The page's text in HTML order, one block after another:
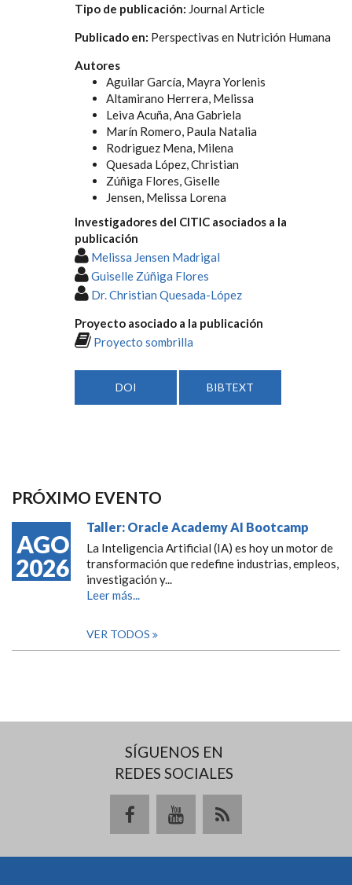
Tipo de publicación: Journal Article
Publicado en: Perspectivas en Nutrición Humana
Autores
Aguilar García, Mayra Yorlenis
Altamirano Herrera, Melissa
Leiva Acuña, Ana Gabriela
Marín Romero, Paula Natalia
Rodriguez Mena, Milena
Quesada López, Christian
Zúñiga Flores, Giselle
Jensen, Melissa Lorena
Investigadores del CITIC asociados a la
publicación
Melissa Jensen Madrigal
Guiselle Zúñiga Flores
Dr. Christian Quesada-López
Proyecto asociado a la publicación
Proyecto sombrilla
DOI BIBTEXT
PRÓXIMO EVENTO
AGO
2026
Taller: Oracle Academy AI Bootcamp
La Inteligencia Artificial (IA) es hoy un motor de
transformación que redefine industrias, empleos,
investigación y...
Leer más...
VER TODOS
SÍGUENOS EN
REDES SOCIALES